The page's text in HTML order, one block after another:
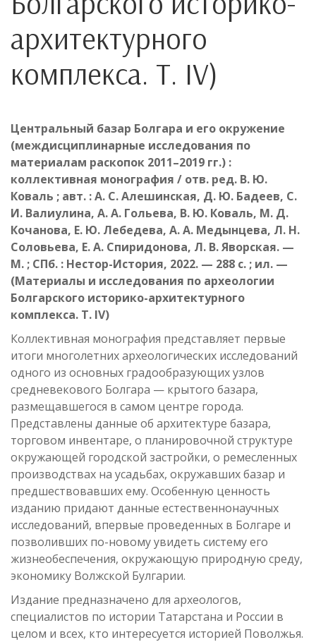
архитектурного
комплекса. Т. IV)
Центральный базар Болгара и его окружение
(междисциплинарные исследования по
материалам раскопок 2011–2019 гг.) :
коллективная монография / отв. ред. В. Ю.
Коваль ; авт. : А. С. Алешинская, Д. Ю. Бадеев, С.
И. Валиулина, А. А. Гольева, В. Ю. Коваль, М. Д.
Кочанова, Е. Ю. Лебедева, А. А. Медынцева, Л. Н.
Соловьева, Е. А. Спиридонова, Л. В. Яворская. —
М. ; СПб. : Нестор-История, 2022. — 288 с. ; ил. —
(Материалы и исследования по археологии
Болгарского историко-архитектурного
комплекса. Т. IV)
Коллективная монография представляет первые
итоги многолетних археологических исследований
одного из основных градообразующих узлов
средневекового Болгара — крытого базара,
размещавшегося в самом центре города.
Представлены данные об архитектуре базара,
торговом инвентаре, о планировочной структуре
окружающей городской застройки, о ремесленных
производствах на усадьбах, окружавших базар и
предшествовавших ему. Особенную ценность
изданию придают данные естественнонаучных
исследований, впервые проведенных в Болгаре и
позволивших по-новому увидеть систему его
жизнеобеспечения, окружающую природную среду,
экономику Волжской Булгарии.
Издание предназначено для археологов,
специалистов по истории Татарстана и России в
целом и всех, кто интересуется историей Поволжья.